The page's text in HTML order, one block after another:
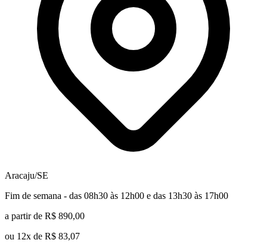
Aracaju/SE
Fim de semana - das 08h30 às 12h00 e das 13h30 às 17h00
a partir de R$ 890,00
ou 12x de R$ 83,07